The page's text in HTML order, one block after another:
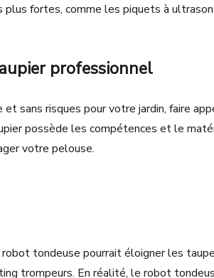
plus fortes, comme les piquets à
professionnel
sans risques pour votre jardin, faire
possède les compétences et le
votre pelouse.
tondeuse pourrait éloigner les
trompeurs. En réalité, le robot